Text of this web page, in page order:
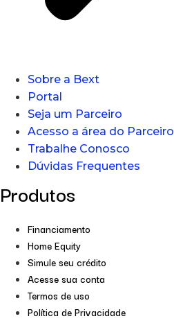
Sobre a Bext
Portal
Seja um Parceiro
Acesso a área do Parceiro
Trabalhe Conosco
Dúvidas Frequentes
Produtos
Financiamento
Home Equity
Simule seu crédito
Acesse sua conta
Termos de uso
Política de Privacidade